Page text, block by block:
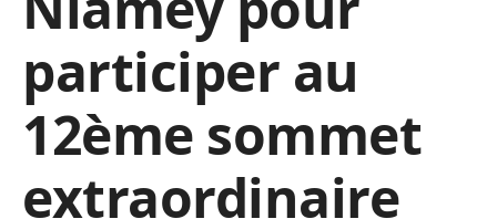
participer au
12ème sommet
extraordinaire